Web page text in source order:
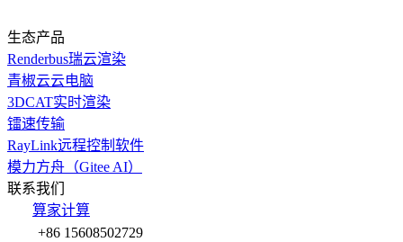
生态产品
Renderbus瑞云渲染
青椒云云电脑
3DCAT实时渲染
镭速传输
RayLink远程控制软件
模力方舟（Gitee AI）
联系我们
算家计算
+86 15608502729